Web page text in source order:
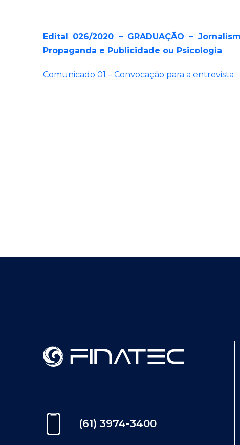
Edital 026/2020 – GRADUAÇÃO –
Propaganda e Publicidade ou Psicologia
Comunicado 01 – Convocação para a entrevista
(61) 3974-3400